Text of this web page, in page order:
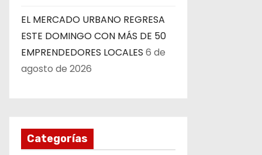
EL MERCADO URBANO REGRESA
ESTE DOMINGO CON MÁS DE 50
EMPRENDEDORES LOCALES 6 de
agosto de 2026
Categorías